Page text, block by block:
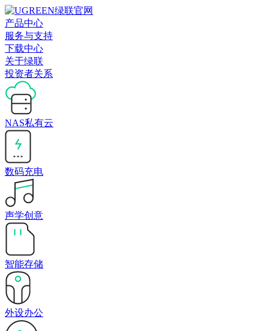
产品中心
服务与支持
下载中心
关于绿联
投资者关系
NAS私有云
数码充电
声学创意
智能存储
外设办公